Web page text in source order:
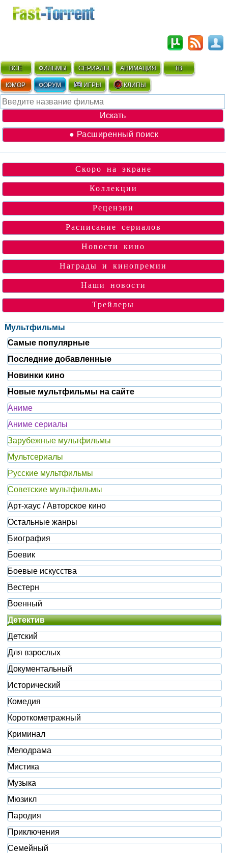
ВСЁ ФИЛЬМЫ СЕРИАЛЫ АНИМАЦИЯ ТВ
ЮМОР ФОРУМ ИГРЫ КЛИПЫ
● Расширенный поиск
Скоро на экране
Коллекции
Рецензии
Расписание сериалов
Новости кино
Награды и кинопремии
Наши новости
Трейлеры
Мультфильмы
Самые популярные
Последние добавленные
Новинки кино
Новые мультфильмы на сайте
Аниме
Аниме сериалы
Зарубежные мультфильмы
Мультсериалы
Русские мультфильмы
Советские мультфильмы
Арт-хаус / Авторское кино
Остальные жанры
Биография
Боевик
Боевые искусства
Вестерн
Военный
Детектив
Детский
Для взрослых
Документальный
Исторический
Комедия
Короткометражный
Криминал
Мелодрама
Мистика
Музыка
Мюзикл
Пародия
Приключения
Семейный